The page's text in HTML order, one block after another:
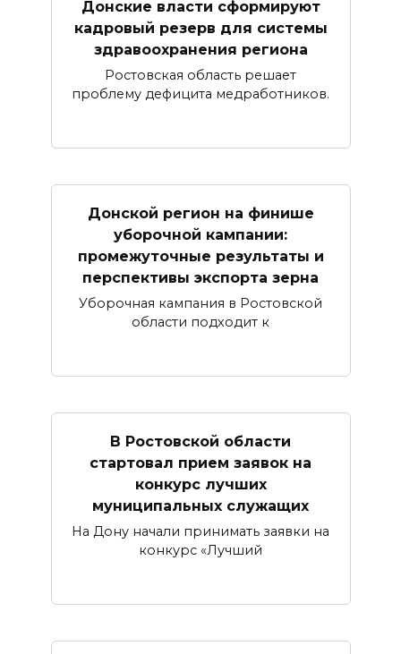
Донские власти сформируют
кадровый резерв для системы
здравоохранения региона
Ростовская область решает
проблему дефицита медработников.
Донской регион на финише
уборочной кампании:
промежуточные результаты и
перспективы экспорта зерна
Уборочная кампания в Ростовской
области подходит к
В Ростовской области
стартовал прием заявок на
конкурс лучших
муниципальных служащих
На Дону начали принимать заявки на
конкурс «Лучший